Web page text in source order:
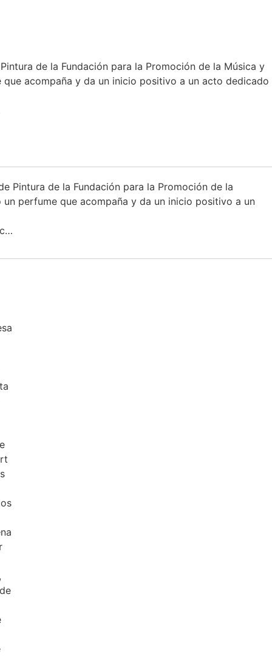
de la Fundación para la Promoción de la Música y
acompaña y da un inicio positivo a un acto dedicado
Pintura de la Fundación para la Promoción de la
perfume que acompaña y da un inicio positivo a un